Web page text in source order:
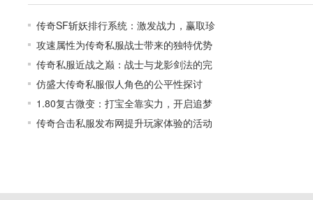
传奇SF斩妖排行系统：激发战力，赢取珍
攻速属性为传奇私服战士带来的独特优势
传奇私服近战之巅：战士与龙影剑法的完
仿盛大传奇私服假人角色的公平性探讨
1.80复古微变：打宝全靠实力，开启追梦
传奇合击私服发布网提升玩家体验的活动